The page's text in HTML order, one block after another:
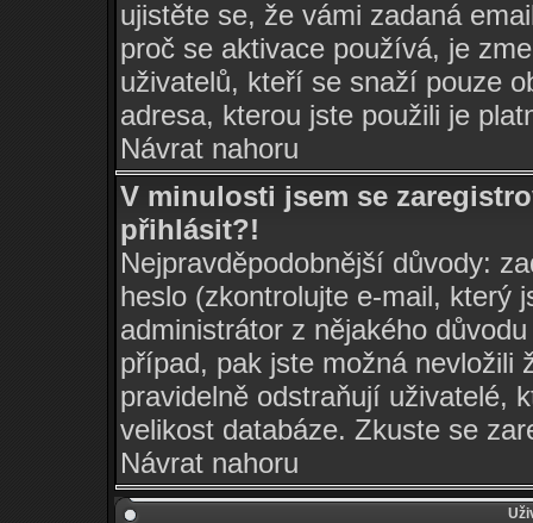
ujistěte se, že vámi zadaná
proč se aktivace používá, je
uživatelů, kteří se snaží pouze
adresa, kterou jste použili je
Návrat nahoru
V minulosti jsem se
přihlásit?!
Nejpravděpodobnější důvody:
heslo (zkontrolujte e-mail, který
administrátor z nějakého
případ, pak jste možná nevložili
pravidelně odstraňují uživatelé,
velikost databáze. Zkuste se
Návrat nahoru